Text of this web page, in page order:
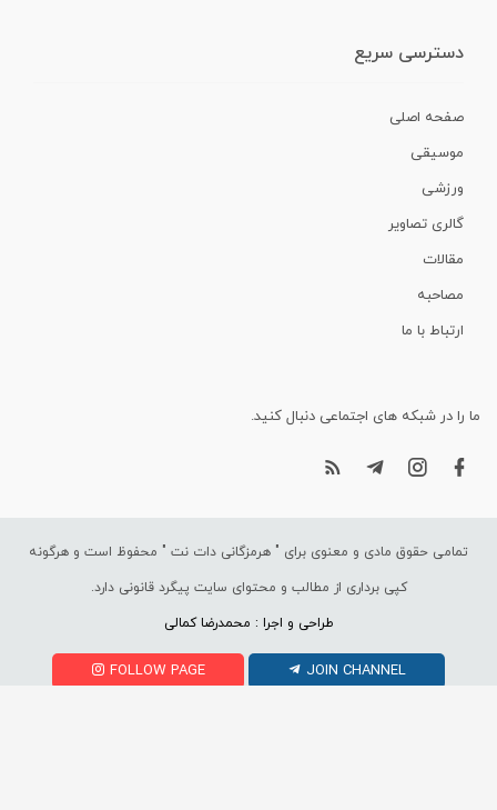
دسترسی سریع
صفحه اصلی
موسیقی
ورزشی
گالری تصاویر
مقالات
مصاحبه
ارتباط با ما
ما را در شبکه های اجتماعی دنبال کنید.
تمامی حقوق مادی و معنوی برای " هرمزگانی دات نت " محفوظ است و هرگونه
کپی برداری از مطالب و محتوای سایت پیگرد قانونی دارد.
طراحی و اجرا : محمدرضا کمالی
FOLLOW PAGE JOIN CHANNEL